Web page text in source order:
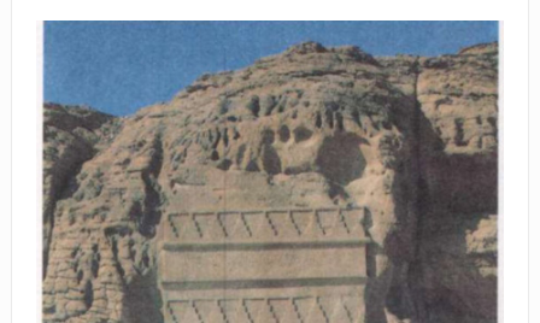
APA HUKUM MEMPERCEPAT PEMBAYARAN ZAKAT
SEBELUM TIBA SAAT WAJIB?
HAKIKAT NIKMAT DI DUNIA!
BAGAIMANA CARA MEMBAYAR ZAKAT UANG?
UANG HARAM BISA MENJADI HALAL JIKA SEBAB
KEPEMILIKANNYA BERUBAH
ISTIDLAL BATIL VS ISTIDLAL SYAR’I